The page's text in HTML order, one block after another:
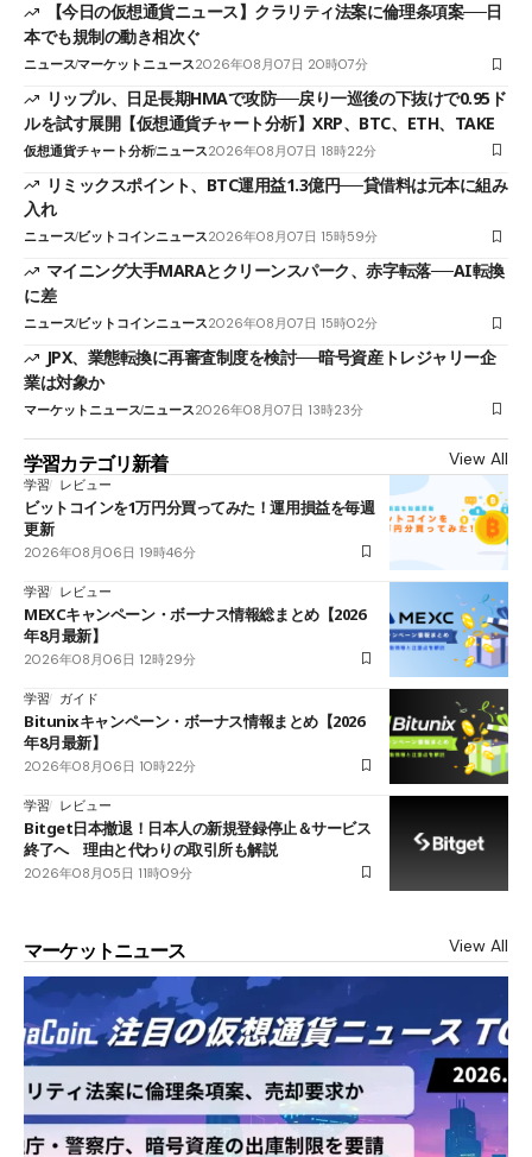
【今日の仮想通貨ニュース】クラリティ法案に倫理条項案──日
本でも規制の動き相次ぐ
ニュースマーケットニュース2026年08月07日 20時07分
リップル、日足長期HMAで攻防──戻り一巡後の下抜けで0.95ド
ルを試す展開【仮想通貨チャート分析】XRP、BTC、ETH、TAKE
仮想通貨チャート分析ニュース2026年08月07日 18時22分
リミックスポイント、BTC運用益1.3億円──貸借料は元本に組み
入れ
ニュースビットコインニュース2026年08月07日 15時59分
マイニング大手MARAとクリーンスパーク、赤字転落──AI転換
に差
ニュースビットコインニュース2026年08月07日 15時02分
JPX、業態転換に再審査制度を検討──暗号資産トレジャリー企
業は対象か
マーケットニュースニュース2026年08月07日 13時23分
学習カテゴリ新着 View All
学習 レビュー
ビットコインを1万円分買ってみた！運用損益を毎週
更新
2026年08月06日 19時46分
学習 レビュー
MEXCキャンペーン・ボーナス情報総まとめ【2026
年8月最新】
2026年08月06日 12時29分
学習 ガイド
Bitunixキャンペーン・ボーナス情報まとめ【2026
年8月最新】
2026年08月06日 10時22分
学習 レビュー
Bitget日本撤退！日本人の新規登録停止＆サービス
終了へ 理由と代わりの取引所も解説
2026年08月05日 11時09分
マーケットニュース View All